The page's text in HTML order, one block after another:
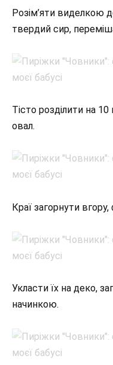
Розім’яти виделкою
твердий сир,
Тісто розділити на
овал.
Краї загорнути
Укласти їх на деко,
начинкою.